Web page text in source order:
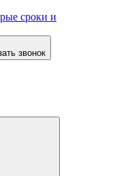
звонок